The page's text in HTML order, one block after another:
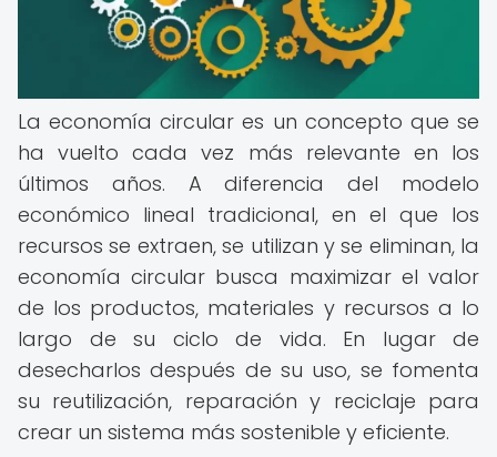
La economía circular es un concepto que se
ha vuelto cada vez más relevante en los
últimos años. A diferencia del modelo
económico lineal tradicional, en el que los
recursos se extraen, se utilizan y se eliminan, la
economía circular busca maximizar el valor
de los productos, materiales y recursos a lo
largo de su ciclo de vida. En lugar de
desecharlos después de su uso, se fomenta
su reutilización, reparación y reciclaje para
crear un sistema más sostenible y eficiente.